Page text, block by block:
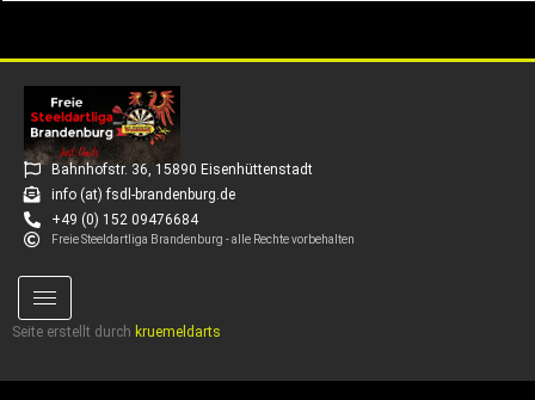
Bahnhofstr. 36, 15890 Eisenhüttenstadt
info (at) fsdl-brandenburg.de
+49 (0) 152 09476684
Freie Steeldartliga Brandenburg - alle Rechte vorbehalten
Seite erstellt durch kruemeldarts